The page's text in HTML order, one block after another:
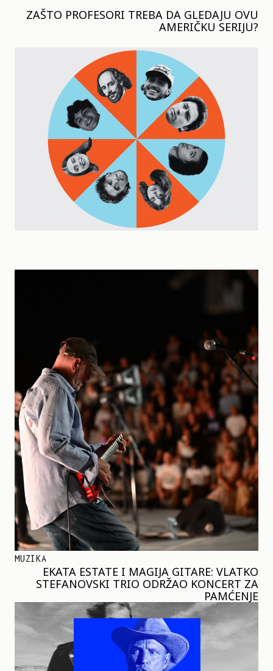
ZAŠTO PROFESORI TREBA DA GLEDAJU OVU
AMERIČKU SERIJU?
MUZIKA
EKATA ESTATE I MAGIJA GITARE: VLATKO
STEFANOVSKI TRIO ODRŽAO KONCERT ZA
PAMĆENJE